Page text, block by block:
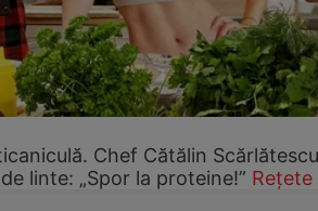
Chef Cătălin
linte: „Spor la proteine!” Rețete